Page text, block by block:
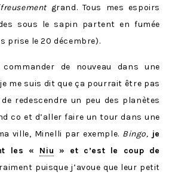
grand. Tous mes espoirs
sous le sapin partent en fumée
prise le 20 décembre).
de nouveau dans une
me suis dit que ça pourrait être pas
redescendre un peu des planètes
co et d’aller faire un tour dans une
ville, Minelli par exemple. Bingo, je
les « Niu » et c’est le coup de
puisque j’avoue que leur petit